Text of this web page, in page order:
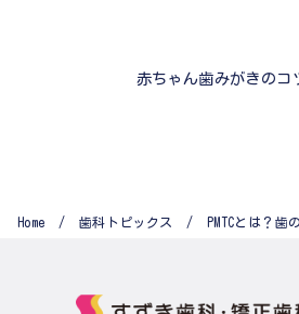
赤ちゃん歯みがきのコ
Home 歯科トピックス PMTCとは？歯